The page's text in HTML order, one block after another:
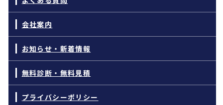
会社案内
お知らせ・新着情報
無料診断・無料見積
プライバシーポリシー